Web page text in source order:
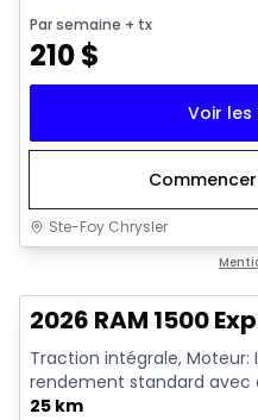
Par semaine + tx
210$
Voir
Ste-Foy Chrysler
2026 RAM 1500
Traction intégrale, Moteur:
rendement standard avec
25 km